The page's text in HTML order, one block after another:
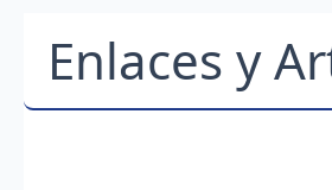
Enlaces y